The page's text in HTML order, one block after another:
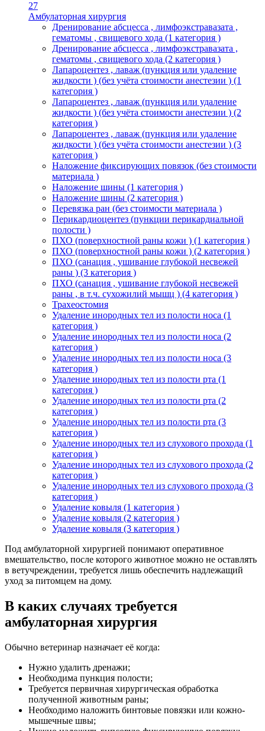
27
Амбулаторная хирургия
Дренирование абсцесса , лимфоэкстравазата ,
гематомы , свищевого хода (1 категория )
Дренирование абсцесса , лимфоэкстравазата ,
гематомы , свищевого хода (2 категория )
Лапароцентез , лаваж (пункция или удаление
жидкости ) (без учёта стоимости анестезии ) (1
категория )
Лапароцентез , лаваж (пункция или удаление
жидкости ) (без учёта стоимости анестезии ) (2
категория )
Лапароцентез , лаваж (пункция или удаление
жидкости ) (без учёта стоимости анестезии ) (3
категория )
Наложение фиксирующих повязок (без стоимости
материала )
Наложение шины (1 категория )
Наложение шины (2 категория )
Перевязка ран (без стоимости материала )
Перикардиоцентез (пункции перикардиальной
полости )
ПХО (поверхностной раны кожи ) (1 категория )
ПХО (поверхностной раны кожи ) (2 категория )
ПХО (санация , ушивание глубокой несвежей
раны ) (3 категория )
ПХО (санация , ушивание глубокой несвежей
раны , в т.ч. сухожилий мышц ) (4 категория )
Трахеостомия
Удаление инородных тел из полости носа (1
категория )
Удаление инородных тел из полости носа (2
категория )
Удаление инородных тел из полости носа (3
категория )
Удаление инородных тел из полости рта (1
категория )
Удаление инородных тел из полости рта (2
категория )
Удаление инородных тел из полости рта (3
категория )
Удаление инородных тел из слухового прохода (1
категория )
Удаление инородных тел из слухового прохода (2
категория )
Удаление инородных тел из слухового прохода (3
категория )
Удаление ковыля (1 категория )
Удаление ковыля (2 категория )
Удаление ковыля (3 категория )
Под амбулаторной хирургией понимают оперативное
вмешательство, после которого животное можно не оставлять
в ветучреждении, требуется лишь обеспечить надлежащий
уход за питомцем на дому.
В каких случаях требуется
амбулаторная хирургия
Обычно ветеринар назначает её когда:
Нужно удалить дренажи;
Необходима пункция полости;
Требуется первичная хирургическая обработка
полученной животным раны;
Необходимо наложить бинтовые повязки или кожно-
мышечные швы;